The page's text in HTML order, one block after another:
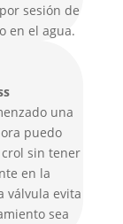
sesión de
en el agua.
una
puedo
sin tener
en la
válvula evita
sea